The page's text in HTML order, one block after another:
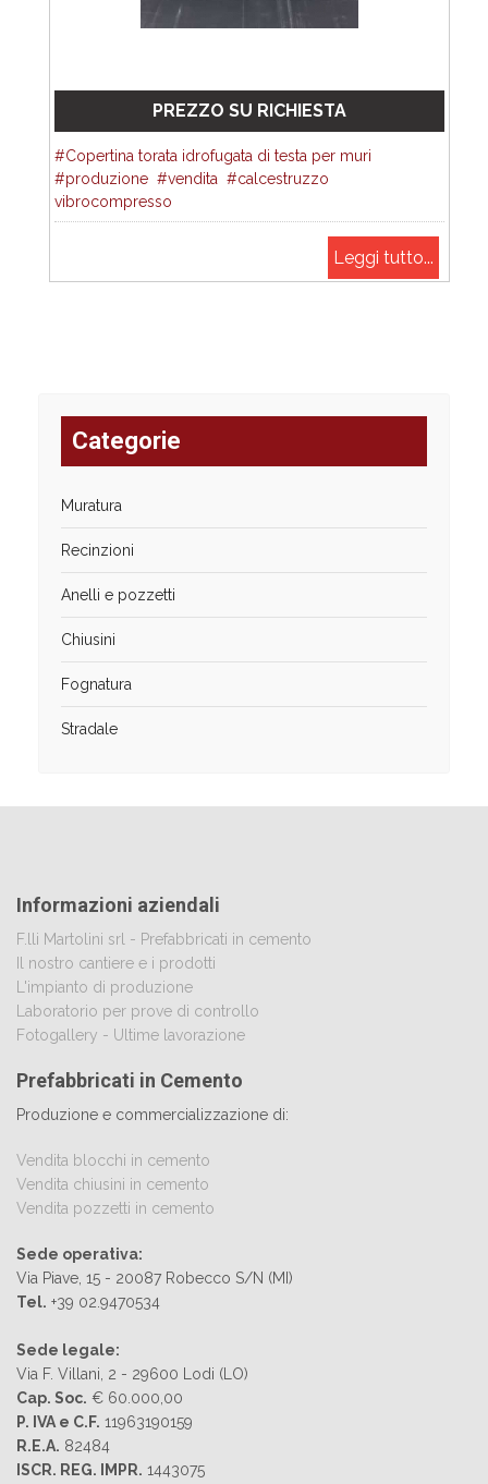
PREZZO SU RICHIESTA
Copertina torata idrofugata di testa per muri
produzione
vendita
calcestruzzo
vibrocompresso
Leggi tutto...
Categorie
Muratura
Recinzioni
Anelli e pozzetti
Chiusini
Fognatura
Stradale
Informazioni aziendali
F.lli Martolini srl - Prefabbricati in cemento
Il nostro cantiere e i prodotti
L'impianto di produzione
Laboratorio per prove di controllo
Fotogallery - Ultime lavorazione
Prefabbricati in Cemento
Produzione e commercializzazione di:
Vendita blocchi in cemento
Vendita chiusini in cemento
Vendita pozzetti in cemento
Sede operativa:
Via Piave, 15 - 20087 Robecco S/N (MI)
Tel. +39 02.9470534
Sede legale:
Via F. Villani, 2 - 29600 Lodi (LO)
Cap. Soc. € 60.000,00
P. IVA e C.F. 11963190159
R.E.A. 82484
ISCR. REG. IMPR. 1443075